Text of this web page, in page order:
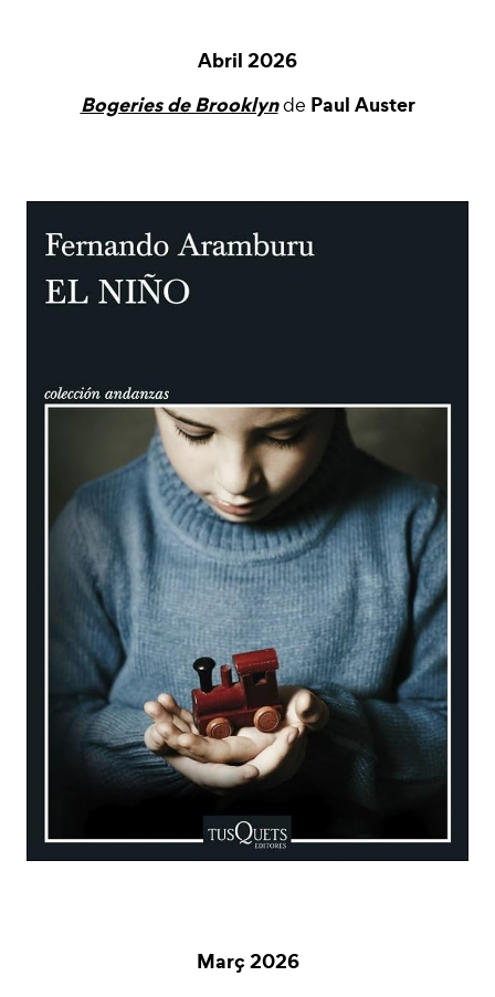
Abril 2026
Bogeries de Brooklynde Paul Auster
Març 2026